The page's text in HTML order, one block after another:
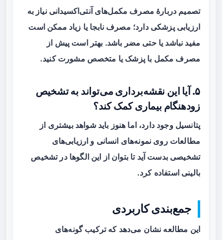
تصمیم دربارهٔ مصرف مکمل‌های آنتی‌اکسیدانی نیاز به
ارزیابی پزشکی دارد؛ مصرف نابجا یا زیاد ممکن است
مفید نباشد یا حتی مضر باشد. بهتر است پیش از
مصرف مکمل با پزشک یا متخصص مشورت کنید.
۵. آیا این نقشه‌برداری می‌تواند به تشخیص
زودهنگام بیماری کمک کند؟
پتانسیل وجود دارد، اما هنوز باید شواهد بیشتری از
مطالعات روی نمونه‌های انسانی و ارزیابی‌های
تشخیصی بدست آید تا بتوان از این الگوها در تشخیص
بالینی استفاده کرد.
جمع‌بندی کاربردی
این مطالعه نشان می‌دهد که ترکیب گونه‌های